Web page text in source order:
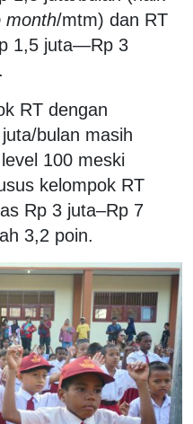
month/mtm) dan RT
1,5 juta—Rp 3
RT dengan
bulan masih
100 meski
kelompok RT
Rp 3 juta–Rp 7
3,2 poin.